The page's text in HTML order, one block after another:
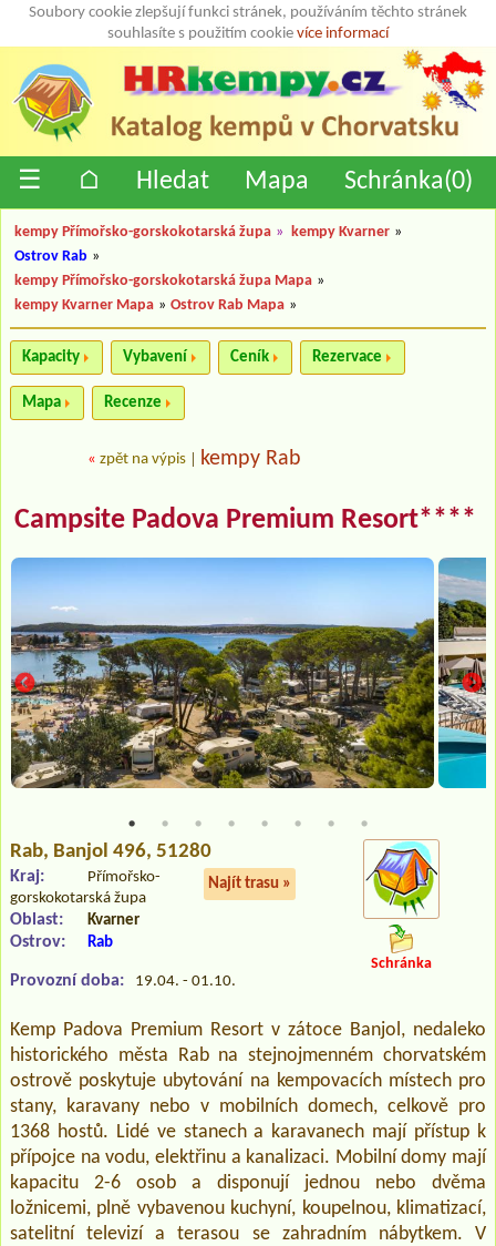
Soubory cookie zlepšují funkci stránek, používáním těchto stránek
souhlasíte s použitím cookie více informací
☰ ⌂ Hledat Mapa Schránka(0)
kempy Přímořsko-gorskokotarská župa » kempy Kvarner »
Ostrov Rab »
kempy Přímořsko-gorskokotarská župa Mapa »
kempy Kvarner Mapa » Ostrov Rab Mapa »
Kapacity Vybavení Ceník Rezervace
Mapa Recenze
« zpět na výpis kempy Rab
Campsite Padova Premium Resort****
Rab, Banjol 496, 51280
Najít trasu »
Kraj:
Přímořsko-
gorskokotarská župa
Oblast: Kvarner
Ostrov: Rab
Provozní doba: 19.04. - 01.10.
Schránka
Kemp Padova Premium Resort v zátoce Banjol, nedaleko
historického města Rab na stejnojmenném chorvatském
ostrově poskytuje ubytování na kempovacích místech pro
stany, karavany nebo v mobilních domech, celkově pro
1368 hostů. Lidé ve stanech a karavanech mají přístup k
přípojce na vodu, elektřinu a kanalizaci. Mobilní domy mají
kapacitu 2-6 osob a disponují jednou nebo dvěma
ložnicemi, plně vybavenou kuchyní, koupelnou, klimatizací,
satelitní televizí a terasou se zahradním nábytkem. V